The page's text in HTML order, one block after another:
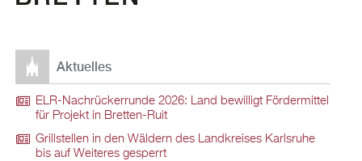
Aktuelles
ELR-Nachrückerrunde 2026: Land bewilligt Fördermittel
für Projekt in Bretten-Ruit
Grillstellen in den Wäldern des Landkreises Karlsruhe
bis auf Weiteres gesperrt